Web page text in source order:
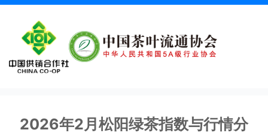
2026年2月松阳绿茶指数与行情分